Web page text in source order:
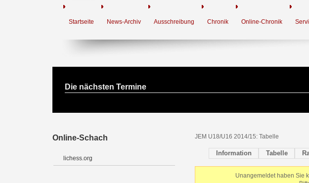
Startseite News-Archiv Ausschreibung Chronik Online-Chronik
Die nächsten Termine
Online-Schach
lichess.org
JEM U18/U16 2014/15: Tabelle
Information Tabelle
Unangemeldet haben Sie